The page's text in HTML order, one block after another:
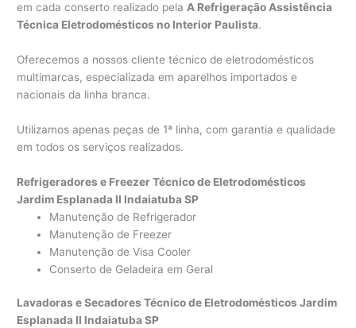
em cada conserto realizado pela A Refrigeração Assistência
Técnica Eletrodomésticos no Interior Paulista.
Oferecemos a nossos cliente técnico de eletrodomésticos
multimarcas, especializada em aparelhos importados e
nacionais da linha branca.
Utilizamos apenas peças de 1ª linha, com garantia e qualidade
em todos os serviços realizados.
Refrigeradores e Freezer Técnico de Eletrodomésticos
Jardim Esplanada II Indaiatuba SP
Manutenção de Refrigerador
Manutenção de Freezer
Manutenção de Visa Cooler
Conserto de Geladeira em Geral
Lavadoras e Secadores Técnico de Eletrodomésticos Jardim
Esplanada II Indaiatuba SP